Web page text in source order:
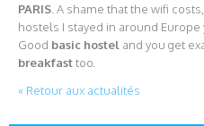
PARIS. A shame that the wifi
hostels I stayed in around
Good basic hostel and you get
breakfasttoo.
« Retour aux actualités